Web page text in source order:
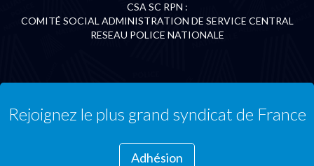
CSA SC RPN :
COMITÉ SOCIAL ADMINISTRATION DE SERVICE CENTRAL
RESEAU POLICE NATIONALE
Rejoignez le plus grand syndicat de France
Adhésion